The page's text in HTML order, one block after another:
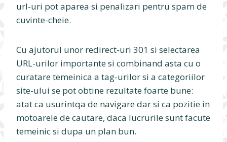
url-uri pot aparea si penalizari pentru spam de
cuvinte-cheie.
Cu ajutorul unor redirect-uri 301 si selectarea
URL-urilor importante si combinand asta cu o
curatare temeinica a tag-urilor si a categoriilor
site-ului se pot obtine rezultate foarte bune:
atat ca usurintqa de navigare dar si ca pozitie in
motoarele de cautare, daca lucrurile sunt facute
temeinic si dupa un plan bun.